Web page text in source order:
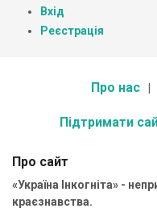
Вхід
Реєстрація
Про нас
Підтримати
Про сайт
«Україна Інкогніта» -
краєзнавства.